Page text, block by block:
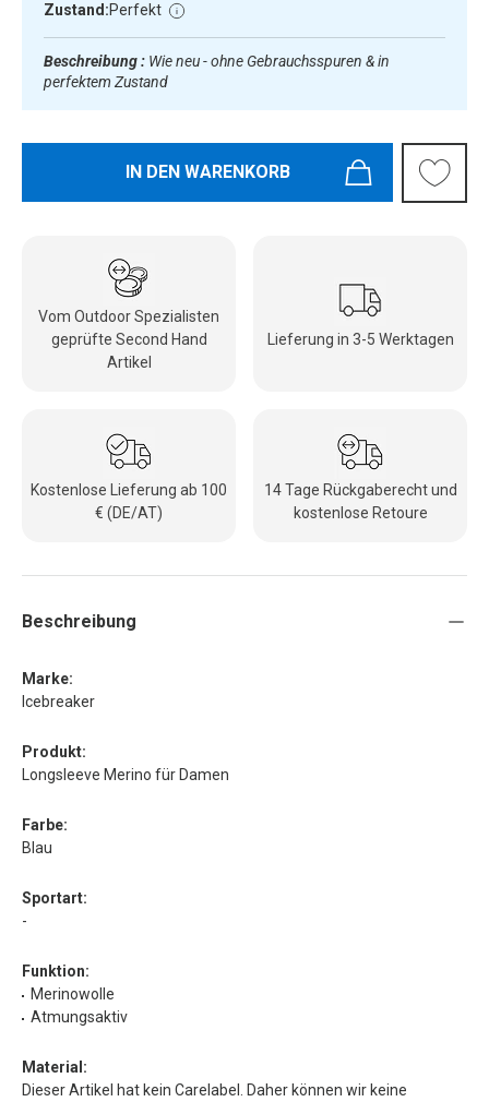
Zustand:Perfekt
Beschreibung : Wie neu - ohne Gebrauchsspuren & in
perfektem Zustand
IN DEN WARENKORB
Vom Outdoor Spezialisten
geprüfte Second Hand
Artikel
Lieferung in 3-5 Werktagen
Kostenlose Lieferung ab 100
€ (DE/AT)
14 Tage Rückgaberecht und
kostenlose Retoure
Beschreibung
Marke:
Icebreaker
Produkt:
Longsleeve Merino für Damen
Farbe:
Blau
Sportart:
-
Funktion:
Merinowolle
Atmungsaktiv
Material:
Dieser Artikel hat kein Carelabel. Daher können wir keine